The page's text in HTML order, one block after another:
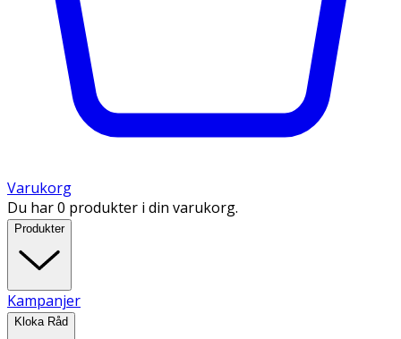
Varukorg
Du har 0 produkter i din varukorg.
Produkter
Kampanjer
Kloka Råd